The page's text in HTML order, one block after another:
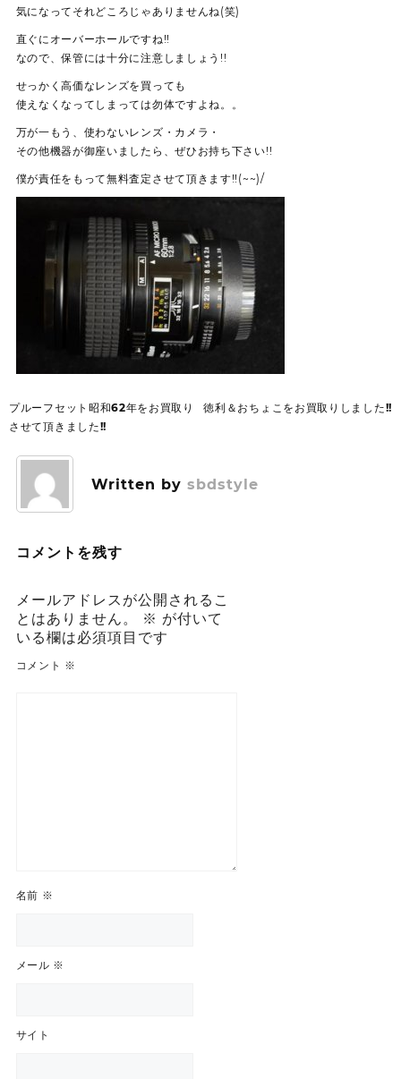
気になってそれどころじゃありませんね(笑)
直ぐにオーバーホールですね!!
なので、保管には十分に注意しましょう!!
せっかく高価なレンズを買っても
使えなくなってしまっては勿体ですよね。。
万が一もう、使わないレンズ・カメラ・
その他機器が御座いましたら、ぜひお持ち下さい!!
僕が責任をもって無料査定させて頂きます!!(~~)/
投
稿
ビ
ン
プルーフセット昭和62年をお買取り
させて頂きました!!
徳利＆おちょこをお買取りしました!!
Written by sbdstyle
コメントを残す
メールアドレスが公開されるこ
とはありません。
※ が付いて
いる欄は必須項目です
コメント ※
名前 ※
メール ※
サイト